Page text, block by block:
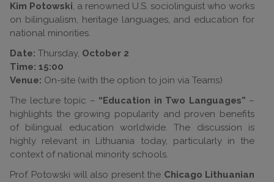
Kim Potowski, a renowned U.S. sociolinguist who works
on bilingualism, heritage languages, and education for
national minorities.
Date: Thursday, October 2
Time: 15:00
Venue: On-site (with the option to join via Teams)
The lecture topic – “Education in Two Languages” –
highlights the growing popularity and proven benefits
of bilingual education worldwide. The discussion is
highly relevant in Lithuania today, particularly in the
context of national minority schools.
Prof. Potowski will also present the Chicago Lithuanian